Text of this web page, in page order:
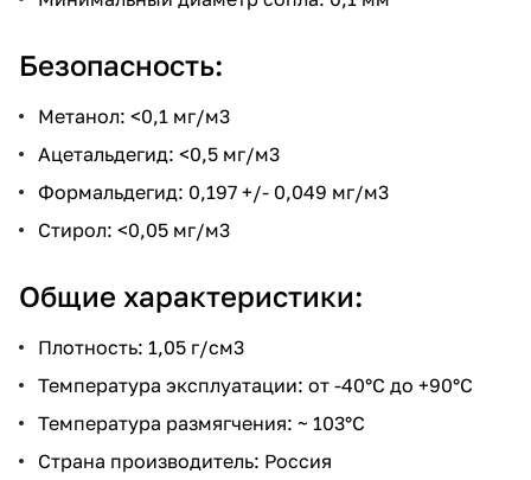
Безопасность:
Метанол: <0,1 мг/м3
Ацетальдегид: <0,5 мг/м3
Формальдегид: 0,197 +/- 0,049 мг/м3
Стирол: <0,05 мг/м3
Общие характеристики:
Плотность: 1,05 г/см3
Температура эксплуатации: от -40°С до +90°С
Температура размягчения: ~ 103°С
Страна производитель: Россия